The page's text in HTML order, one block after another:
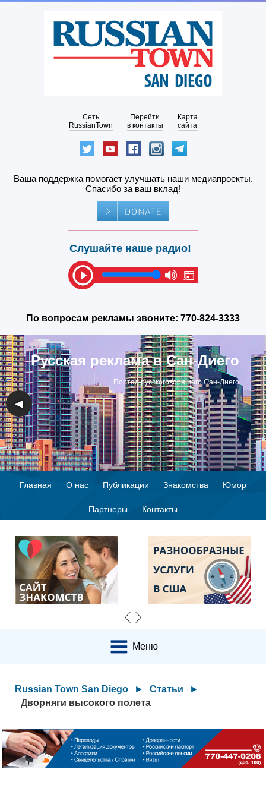
Сеть
RussianTown
Перейти
в контакты
Карта
сайта
Ваша поддержка помогает улучшать наши медиапроекты.
Спасибо за ваш вклад!
Слушайте наше радио!
По вопросам рекламы звоните: 770-824-3333
Русская реклама в Сан-Диего
Портал русскоговорящего Сан-Диего
◀ ▶
Главная О нас Публикации Знакомства Юмор
Партнеры Контакты
Меню
Russian Town San Diego ► Статьи
►
Дворняги высокого полета